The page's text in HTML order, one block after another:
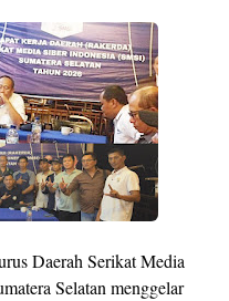
Daerah Serikat Media
Selatan menggelar